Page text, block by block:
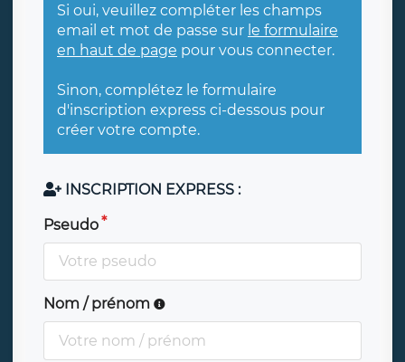
Si oui, veuillez compléter les champs
email et mot de passe sur le formulaire
en haut de page pour vous connecter.
Sinon, complétez le formulaire
d'inscription express ci-dessous pour
créer votre compte.
INSCRIPTION EXPRESS :
Pseudo
Nom / prénom